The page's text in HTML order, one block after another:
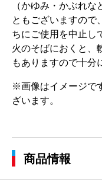
（かゆみ・かぶれ
ともございますので
ちにご使用を中止し
火のそばにおくと、
もありますので十分
※画像はイメージで
ざいます。
商品情報